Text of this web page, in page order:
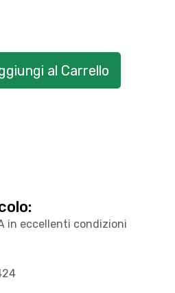
al Carrello
in eccellenti condizioni